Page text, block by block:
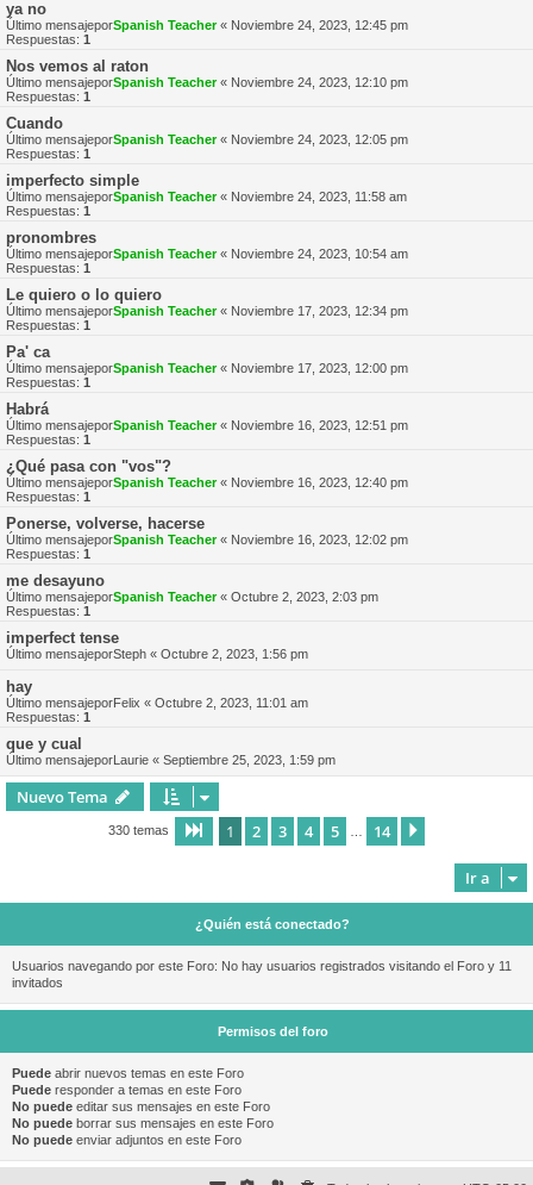
ya no
Último mensajeporSpanish Teacher« Noviembre 24, 2023, 12:45 pm
Respuestas: 1
Nos vemos al raton
Último mensajeporSpanish Teacher« Noviembre 24, 2023, 12:10 pm
Respuestas: 1
Cuando
Último mensajeporSpanish Teacher« Noviembre 24, 2023, 12:05 pm
Respuestas: 1
imperfecto simple
Último mensajeporSpanish Teacher« Noviembre 24, 2023, 11:58 am
Respuestas: 1
pronombres
Último mensajeporSpanish Teacher« Noviembre 24, 2023, 10:54 am
Respuestas: 1
Le quiero o lo quiero
Último mensajeporSpanish Teacher« Noviembre 17, 2023, 12:34 pm
Respuestas: 1
Pa' ca
Último mensajeporSpanish Teacher« Noviembre 17, 2023, 12:00 pm
Respuestas: 1
Habrá
Último mensajeporSpanish Teacher« Noviembre 16, 2023, 12:51 pm
Respuestas: 1
¿Qué pasa con "vos"?
Último mensajeporSpanish Teacher« Noviembre 16, 2023, 12:40 pm
Respuestas: 1
Ponerse, volverse, hacerse
Último mensajeporSpanish Teacher« Noviembre 16, 2023, 12:02 pm
Respuestas: 1
me desayuno
Último mensajeporSpanish Teacher« Octubre 2, 2023, 2:03 pm
Respuestas: 1
imperfect tense
Último mensajeporSteph « Octubre 2, 2023, 1:56 pm
hay
Último mensajeporFelix « Octubre 2, 2023, 11:01 am
Respuestas: 1
que y cual
Último mensajeporLaurie « Septiembre 25, 2023, 1:59 pm
Nuevo Tema
330 temas Página de 14
1 2 3 4 5 14
Ir a
¿Quién está conectado?
Usuarios navegando por este Foro: No hay usuarios registrados visitando el Foro y 11
invitados
Permisos del foro
Puede abrir nuevos temas en este Foro
Puede responder a temas en este Foro
No puede editar sus mensajes en este Foro
No puede borrar sus mensajes en este Foro
No puede enviar adjuntos en este Foro